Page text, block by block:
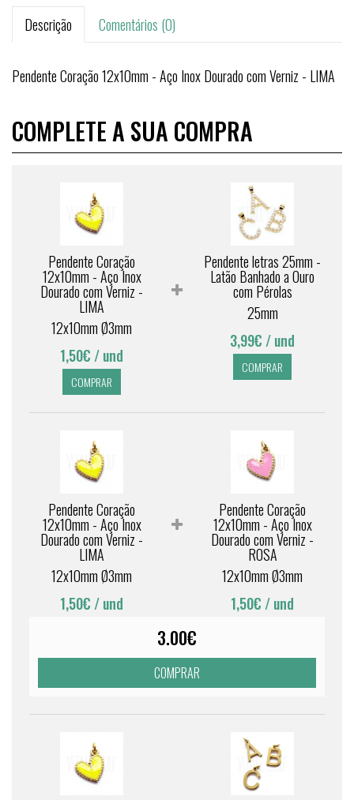
Descrição Comentários (0)
Pendente Coração 12x10mm - Aço Inox Dourado com Verniz - LIMA
COMPLETE A SUA COMPRA
Pendente Coração
12x10mm - Aço Inox
Dourado com Verniz -
LIMA
12x10mm Ø3mm
1,50€ / und
COMPRAR
Pendente letras 25mm -
Latão Banhado a Ouro
com Pérolas
25mm
3,99€ / und
COMPRAR
Pendente Coração
12x10mm - Aço Inox
Dourado com Verniz -
LIMA
12x10mm Ø3mm
1,50€ / und
Pendente Coração
12x10mm - Aço Inox
Dourado com Verniz -
ROSA
12x10mm Ø3mm
1,50€ / und
3.00€
COMPRAR